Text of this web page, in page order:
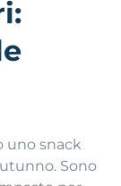
uno snack
Sono